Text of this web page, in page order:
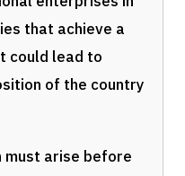
that achieve a
could lead to
of the country
must arise before